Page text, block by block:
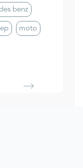
benz
moto